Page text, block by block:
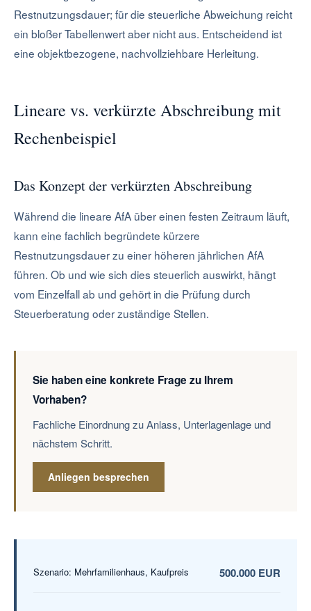
Restnutzungsdauer; für die steuerliche Abweichung reicht
ein bloßer Tabellenwert aber nicht aus. Entscheidend ist
eine objektbezogene, nachvollziehbare Herleitung.
Lineare vs. verkürzte Abschreibung mit
Rechenbeispiel
Das Konzept der verkürzten Abschreibung
Während die lineare AfA über einen festen Zeitraum läuft,
kann eine fachlich begründete kürzere
Restnutzungsdauer zu einer höheren jährlichen AfA
führen. Ob und wie sich dies steuerlich auswirkt, hängt
vom Einzelfall ab und gehört in die Prüfung durch
Steuerberatung oder zuständige Stellen.
Sie haben eine konkrete Frage zu Ihrem
Vorhaben?
Fachliche Einordnung zu Anlass, Unterlagenlage und
nächstem Schritt.
Anliegen besprechen
Szenario: Mehrfamilienhaus, Kaufpreis 500.000 EUR